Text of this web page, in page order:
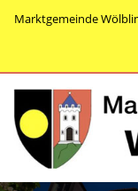
Marktgemeinde